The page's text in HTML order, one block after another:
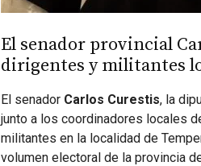
El senador provincial
dirigentes y militantes
El senador Carlos Curestis, la
junto a los coordinadores locales
militantes en la localidad de
volumen electoral de la provincia